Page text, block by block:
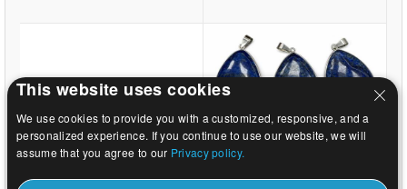
This website uses cookies
We use cookies to provide you with a customized, responsive, and a
personalized experience. If you continue to use our website, we will
assume that you agree to our Privacy policy.